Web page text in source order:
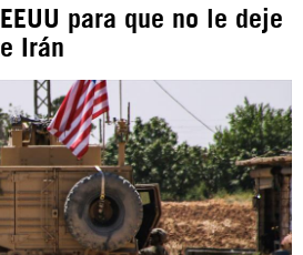
urmedium.com/c/hispantv
y Viber: +98 921 79 29 404
como: hispan_tv
para que no le deje
Irán